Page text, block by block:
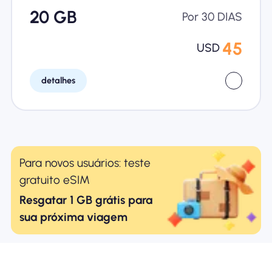
20 GB Por 30 DIAS
USD 45
detalhes
Para novos usuários: teste
gratuito eSIM
Resgatar 1 GB grátis para
sua próxima viagem